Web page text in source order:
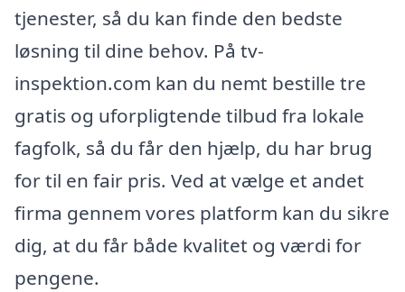
tjenester, så du kan finde den bedste
løsning til dine behov. På tv-
inspektion.com kan du nemt bestille tre
gratis og uforpligtende tilbud fra lokale
fagfolk, så du får den hjælp, du har brug
for til en fair pris. Ved at vælge et andet
firma gennem vores platform kan du sikre
dig, at du får både kvalitet og værdi for
pengene.